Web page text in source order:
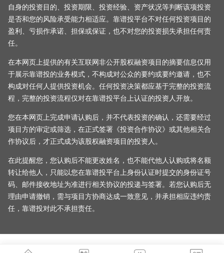
自身的投资目的、投资期限、投资经验、资产状况等判断该项投资
是否和您的风险承受能力相适应。靠谱投平台不对任何投资项目的
盈利、亏损作承诺、担保或保证，也不对您的投资损失承担任何责
任。
在本网页上提供的有关互联网非公开股权融资项目的摘要信息仅用
于展示靠谱投的业务模式，不构成对公众的要约或要约邀请，也不
构成对任何人提供投资机会。任何投资决策都应基于完整的投资流
程，完整的投资流程仅对在靠谱投平台上认证的投资人开放。
您在本网页上完成申请认购后，并不代表投资的确认，还需要经过
项目方的审定或筛选，在正式签署《投资合作协议》或其他相关合
作协议后，才正式成为该股权融资项目的投资人。
在此提醒您，您认购后不能更改姓名，也不能代他人认购或将名额
转让给他人，只能以您在靠谱投平台上身份认证时提交的身份证号
码、邮件接收地址为准进行相关协议的投递与签署。若您认购后无
理由申请撤销，需与项目方协商达成一致意见，并承担相应违约责
任，靠谱投对此不承担责任。